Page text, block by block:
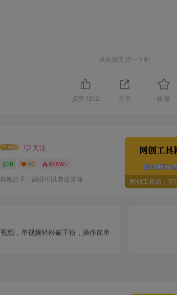
喜欢就支持一下吧
点赞 1212 分享 收藏
关注
0 10 655W+
饱肚子，副业可以养活灵魂
频，单视频轻松破千粉，操作简单